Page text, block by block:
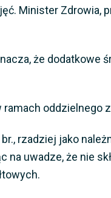
Minister Zdrowia,
że dodatkowe
oddzielnego
rzadziej jako
uwadze, że nie